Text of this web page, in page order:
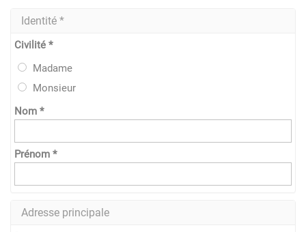
Identité *
Civilité *
Madame
Monsieur
Nom *
Prénom *
Adresse principale